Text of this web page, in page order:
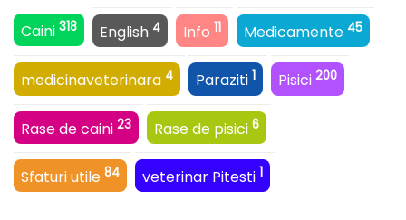
Caini 318 English 4 Info 11 Medicamente 45
medicinaveterinara 4 Paraziti 1 Pisici 200
Rase de caini 23 Rase de pisici 6
Sfaturi utile 84 veterinar Pitesti 1